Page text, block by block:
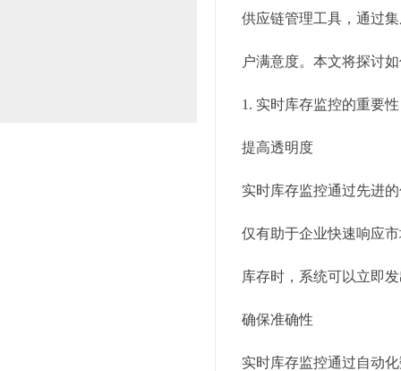
供应链管理工具，通过
户满意度。本文将探讨
1. 实时库存监控的重要性
提高透明度
实时库存监控通过先进
仅有助于企业快速响应
库存时，系统可以立即
确保准确性
实时库存监控通过自动